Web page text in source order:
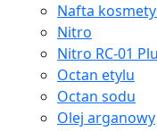
Nafta
Nitro
Nitro RC-01
Octan etylu
Octan sodu
Olej arganowy